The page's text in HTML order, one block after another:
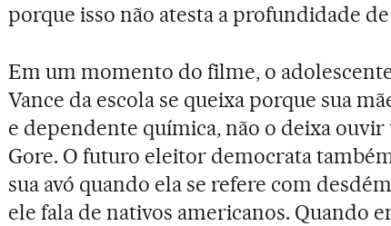
porque isso não atesta a profundidade
Em um momento do filme, o
Vance da escola se queixa porque sua
e dependente química, não o deixa
Gore. O futuro eleitor democrata
sua avó quando ela se refere com
ele fala de nativos americanos. Quando